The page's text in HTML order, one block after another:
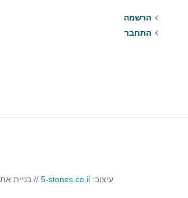
הרשמה
התחבר
עיצוב: 5-stones.co.il // בניית